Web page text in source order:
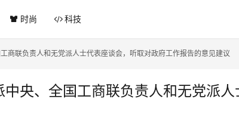
时尚 科技
商联负责人和无党派人士代表座谈会，听取对政府工作报告的意见建议
央、全国工商联负责人和无党派